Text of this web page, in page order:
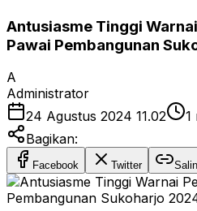
Antusiasme Tinggi
Pawai Pembangunan
A
Administrator
24 Agustus 2024 11.02
1
Bagikan:
Facebook Twitter Salin